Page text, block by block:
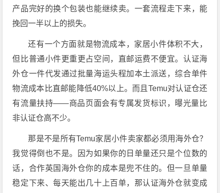
产品完好的换个包装也能继续卖。一套流程走下来，能
挽回一半以上的损失。
还有一个方面就是物流成本，家居小件体积不大，
但比普通小件更重更占空间，直邮运费不便宜。认证海
外仓一件代发通过批量海运头程加本土派送，综合单件
物流成本比直邮能降低40%以上。而且Temu对认证仓还
有流量扶持——商品页面会有专属发货标识，曝光量比
非认证仓高不少。
那是不是所有Temu家居小件卖家都必须用海外仓？
我觉得倒也不是。因为如果你的日单量还只是个位数的
话，合作英国海外仓你的成本是兜不住的。但一旦单量
稳定下来、每天能出几十上百单，那认证海外仓就变成